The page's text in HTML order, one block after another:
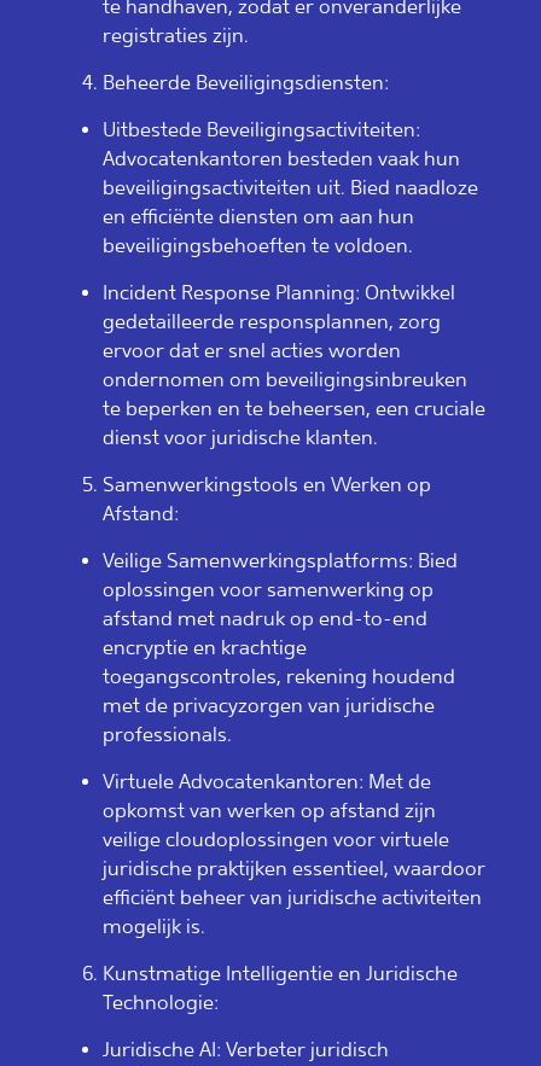
te handhaven, zodat er onveranderlijke
registraties zijn.
Beheerde Beveiligingsdiensten:
Uitbestede Beveiligingsactiviteiten:
Advocatenkantoren besteden vaak hun
beveiligingsactiviteiten uit. Bied naadloze
en efficiënte diensten om aan hun
beveiligingsbehoeften te voldoen.
Incident Response Planning: Ontwikkel
gedetailleerde responsplannen, zorg
ervoor dat er snel acties worden
ondernomen om beveiligingsinbreuken
te beperken en te beheersen, een cruciale
dienst voor juridische klanten.
Samenwerkingstools en Werken op
Afstand:
Veilige Samenwerkingsplatforms: Bied
oplossingen voor samenwerking op
afstand met nadruk op end-to-end
encryptie en krachtige
toegangscontroles, rekening houdend
met de privacyzorgen van juridische
professionals.
Virtuele Advocatenkantoren: Met de
opkomst van werken op afstand zijn
veilige cloudoplossingen voor virtuele
juridische praktijken essentieel, waardoor
efficiënt beheer van juridische activiteiten
mogelijk is.
Kunstmatige Intelligentie en Juridische
Technologie:
Juridische AI: Verbeter juridisch